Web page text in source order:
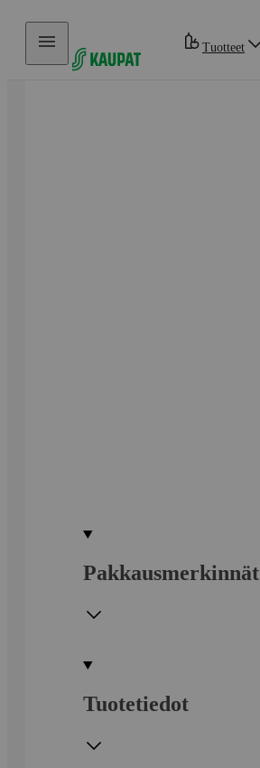
Hyppää sisältöön
Tuotteet
Pakkausmerkinnät
Tuotetiedot